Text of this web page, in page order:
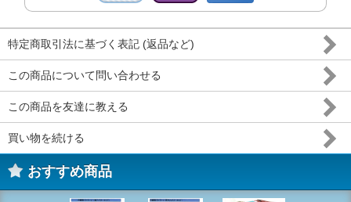
特定商取引法に基づく表記 (返品など)
この商品について問い合わせる
この商品を友達に教える
買い物を続ける
おすすめ商品